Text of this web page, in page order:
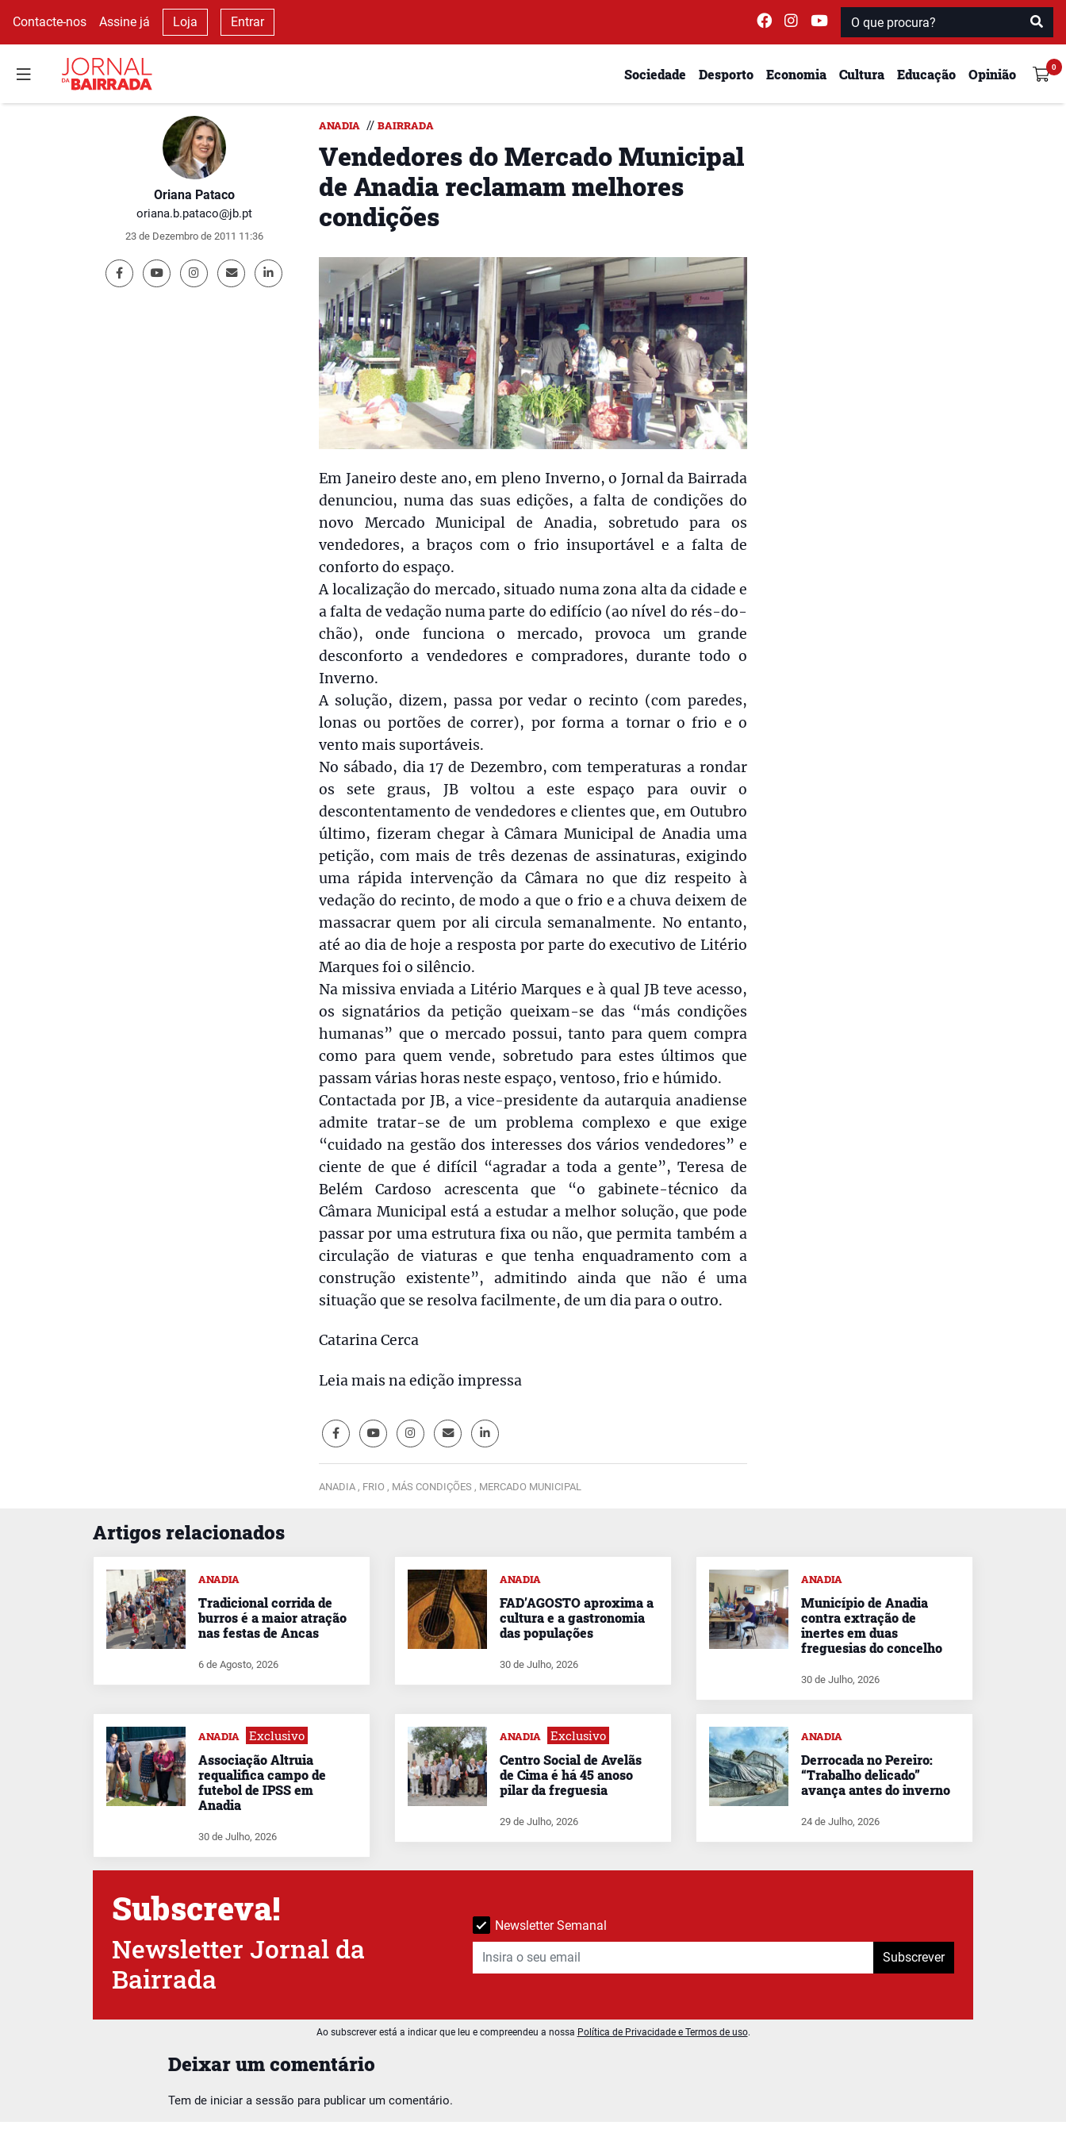
Contacte-nos Assine já Loja Entrar
Sociedade Desporto Economia Cultura Educação Opinião
Oriana Pataco
oriana.b.pataco@jb.pt
23 de Dezembro de 2011 11:36
ANADIA // BAIRRADA
Vendedores do Mercado Municipal
de Anadia reclamam melhores
condições
Em Janeiro deste ano, em pleno Inverno, o Jornal da Bairrada
denunciou, numa das suas edições, a falta de condições do
novo Mercado Municipal de Anadia, sobretudo para os
vendedores, a braços com o frio insuportável e a falta de
conforto do espaço.
A localização do mercado, situado numa zona alta da cidade e
a falta de vedação numa parte do edifício (ao nível do rés-do-
chão), onde funciona o mercado, provoca um grande
desconforto a vendedores e compradores, durante todo o
Inverno.
A solução, dizem, passa por vedar o recinto (com paredes,
lonas ou portões de correr), por forma a tornar o frio e o
vento mais suportáveis.
No sábado, dia 17 de Dezembro, com temperaturas a rondar
os sete graus, JB voltou a este espaço para ouvir o
descontentamento de vendedores e clientes que, em Outubro
último, fizeram chegar à Câmara Municipal de Anadia uma
petição, com mais de três dezenas de assinaturas, exigindo
uma rápida intervenção da Câmara no que diz respeito à
vedação do recinto, de modo a que o frio e a chuva deixem de
massacrar quem por ali circula semanalmente. No entanto,
até ao dia de hoje a resposta por parte do executivo de Litério
Marques foi o silêncio.
Na missiva enviada a Litério Marques e à qual JB teve acesso,
os signatários da petição queixam-se das “más condições
humanas” que o mercado possui, tanto para quem compra
como para quem vende, sobretudo para estes últimos que
passam várias horas neste espaço, ventoso, frio e húmido.
Contactada por JB, a vice-presidente da autarquia anadiense
admite tratar-se de um problema complexo e que exige
“cuidado na gestão dos interesses dos vários vendedores” e
ciente de que é difícil “agradar a toda a gente”, Teresa de
Belém Cardoso acrescenta que “o gabinete-técnico da
Câmara Municipal está a estudar a melhor solução, que pode
passar por uma estrutura fixa ou não, que permita também a
circulação de viaturas e que tenha enquadramento com a
construção existente”, admitindo ainda que não é uma
situação que se resolva facilmente, de um dia para o outro.
Catarina Cerca
Leia mais na edição impressa
ANADIA , FRIO , MÁS CONDIÇÕES , MERCADO MUNICIPAL
Artigos relacionados
Deixar um comentário
Tem de iniciar a sessão para publicar um comentário.
ANADIA
Tradicional corrida de
burros é a maior atração
nas festas de Ancas
6 de Agosto, 2026
ANADIA
FAD’AGOSTO aproxima a
cultura e a gastronomia
das populações
30 de Julho, 2026
ANADIA
Município de Anadia
contra extração de
inertes em duas
freguesias do concelho
30 de Julho, 2026
ANADIA Exclusivo
Associação Altruia
requalifica campo de
futebol de IPSS em
Anadia
30 de Julho, 2026
ANADIA Exclusivo
Centro Social de Avelãs
de Cima é há 45 anoso
pilar da freguesia
29 de Julho, 2026
ANADIA
Derrocada no Pereiro:
“Trabalho delicado”
avança antes do inverno
24 de Julho, 2026
Subscreva!
Newsletter Jornal da
Bairrada
Newsletter Semanal
Subscrever
Ao subscrever está a indicar que leu e compreendeu a nossa Política de Privacidade e Termos de uso.